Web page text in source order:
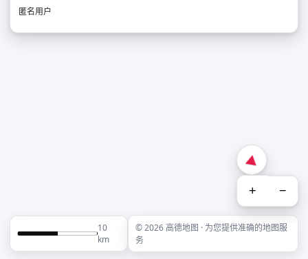
匿名用户
+ −
10
km
© 2026 高德地图 · 为您提供准确的地图服
务